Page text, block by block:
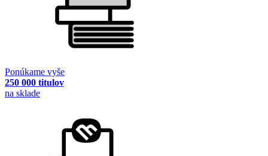
Ponúkame vyše
250 000 titulov
na sklade